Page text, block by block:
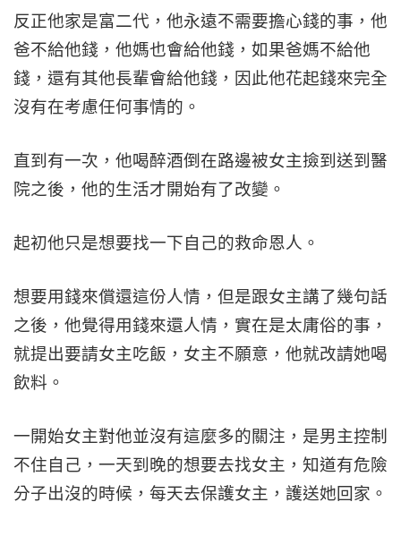
反正他家是富二代，他永遠不需要擔心錢的事，他
爸不給他錢，他媽也會給他錢，如果爸媽不給他
錢，還有其他長輩會給他錢，因此他花起錢來完全
沒有在考慮任何事情的。
直到有一次，他喝醉酒倒在路邊被女主撿到送到醫
院之後，他的生活才開始有了改變。
起初他只是想要找一下自己的救命恩人。
想要用錢來償還這份人情，但是跟女主講了幾句話
之後，他覺得用錢來還人情，實在是太庸俗的事，
就提出要請女主吃飯，女主不願意，他就改請她喝
飲料。
一開始女主對他並沒有這麼多的關注，是男主控制
不住自己，一天到晚的想要去找女主，知道有危險
分子出沒的時候，每天去保護女主，護送她回家。